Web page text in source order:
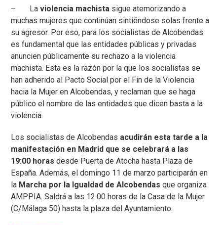
– Laviolencia machista sigue atemorizando a
muchas mujeres que continúan sintiéndose solas frente a
su agresor. Por eso, para los socialistas de Alcobendas
es fundamental que las entidades públicas y privadas
anuncien públicamente su rechazo a la violencia
machista. Esta es la razón por la que los socialistas se
han adherido al Pacto Social por el Fin de la Violencia
hacia la Mujer en Alcobendas, y reclaman que se haga
público el nombre de las entidades que dicen basta a la
violencia.
Los socialistas de Alcobendas acudirán esta tarde a la
manifestación en Madrid que se celebrará a las
19:00 horas desde Puerta de Atocha hasta Plaza de
España. Además, el domingo 11 de marzo participarán en
la Marcha por la Igualdad de Alcobendas que organiza
AMPPIA. Saldrá a las 12:00 horas de la Casa de la Mujer
(C/Málaga 50) hasta la plaza del Ayuntamiento.